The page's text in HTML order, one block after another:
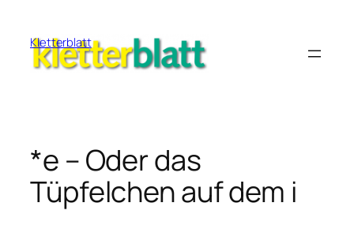
Inhalt
springen
Kletterblatt
*e – Oder das
Tüpfelchen auf dem i